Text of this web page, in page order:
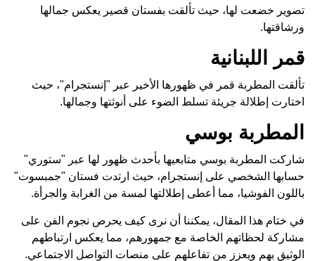
تصوير خضعت لها، حيث تألقت بفستان قصير يعكس جمالها
ورشاقتها.
قمر اللبنانية
تألقت المطربة قمر في ظهورها الأخير عبر "إنستجرام"، حيث
اختارت إطلالة جريئة تسلط الضوء على أنوثتها وجمالها.
المطربة بوسي
شاركت المطربة بوسي متابعيها بأحدث ظهور لها عبر "ستوري"
حسابها الشخصي على إنستجرام، حيث ارتدت فستان "جمبسوت"
باللون الفوشيا، مما أعطى إطلالتها لمسة من الغرابة والجرأة.
في ختام هذا المقال، يمكننا أن نرى كيف يحرص نجوم الفن على
مشاركة لحظاتهم الخاصة مع جمهورهم، مما يعكس ارتباطهم
الوثيق بهم ويعزز من تفاعلهم على منصات التواصل الاجتماعي.